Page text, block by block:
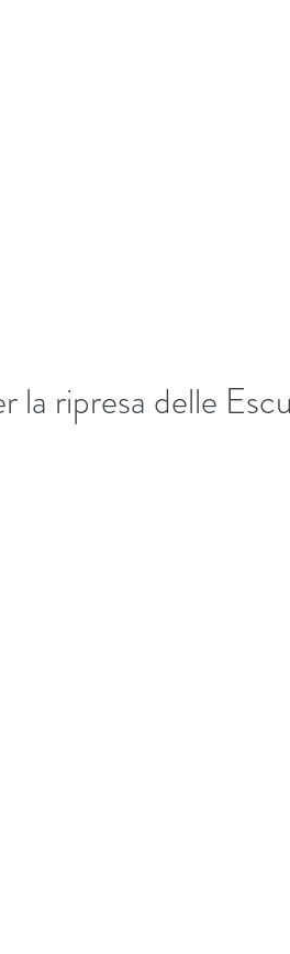
la ripresa delle